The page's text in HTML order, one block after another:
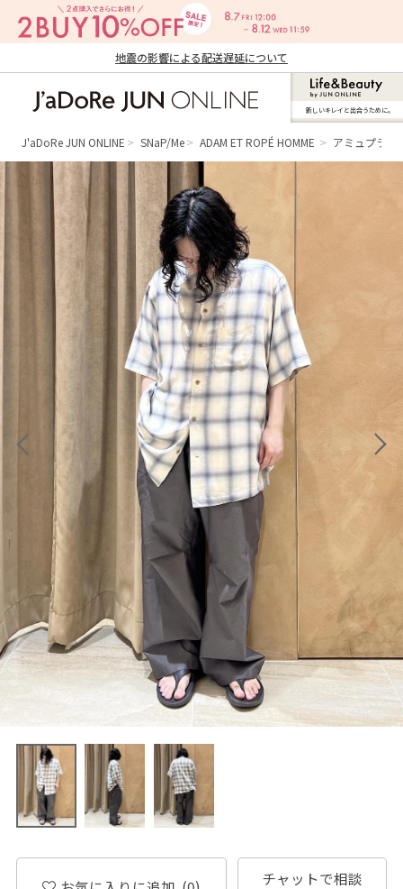
地震の影響による配送遅延について
ン オンライン）
新しいキレイと出合うために。
J'aDoRe JUN ONLINE SNaP/Me ADAM ET ROPÉ HOMME アミュプラザ
チャットで相談